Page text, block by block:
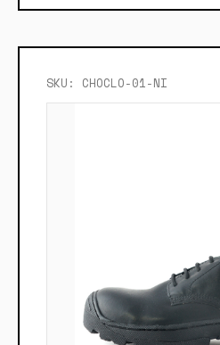
SKU: CHOCLO-01-NI